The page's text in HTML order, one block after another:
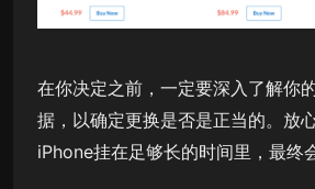
在你决定之前，一定要深入了解你
据，以确定更换是否是正当的。放
iPhone挂在足够长的时间里，最终